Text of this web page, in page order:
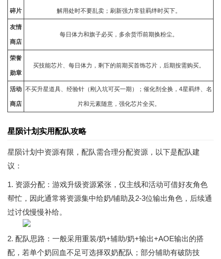
碎片 解用处时不要乱卖；刷新强力常驻羁绊时买下。
友情
商店
每日体力和旗子必买，多余货币前期换粉尘。
荣誉
勋章
买技能芯片、每日体力，剩下的前期买首饰芯片，后期按需购买。
活动
商店
不买升星道具、经验针（刚入坑可买一期）；催化剂全换，4星羁绊、名
片和元素随意，强化芯片全买。
星陨计划实用配队攻略
星陨计划中资源有限，配队需合理分配资源，以下是配队建
议：
1. 资源分配：游戏升级资源紧张，仅主线和活动可借好友角色
帮忙，因此通常将资源集中给奶/辅助及2-3位输出角色，后续通
过讨伐慢慢补给。
2. 配队思路：一般采用重装/奶+辅助/奶+输出+AOE输出的搭
配，若单个奶回血不足可选择双奶配队；部分辅助有破防技